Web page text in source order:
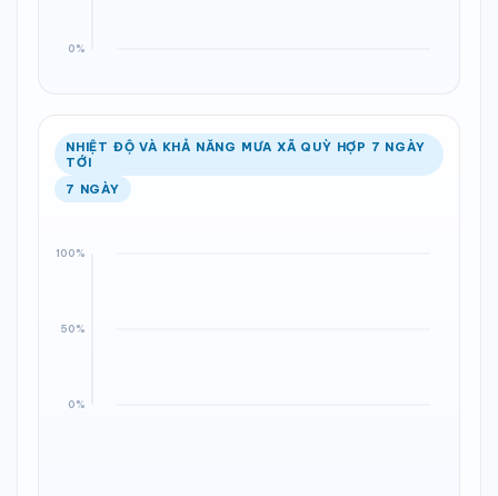
NHIỆT ĐỘ VÀ KHẢ NĂNG MƯA XÃ QUỲ HỢP 7 NGÀY
TỚI
7 NGÀY